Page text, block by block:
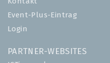
Event-Plus-Eintrag
Login
PARTNER-WEBSITES